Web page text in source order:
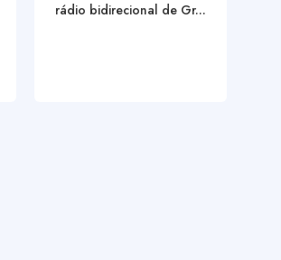
rádio bidirecional de Gr...